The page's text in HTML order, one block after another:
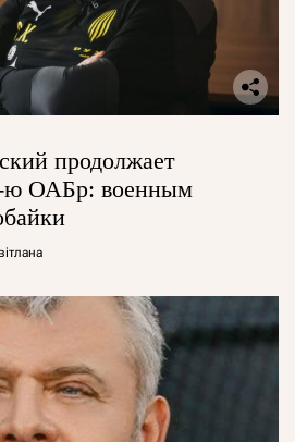
продолжает
ю ОАБр: военным